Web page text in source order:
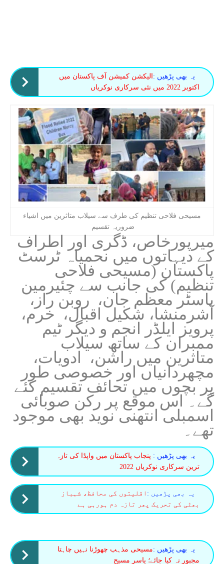
یہ بھی پڑھیں : الیکشن کمیشن آف پاکستان میں
اکتوبر 2022 میں نئی ​​سرکاری نوکریاں
مسیحی فلاحی تنظیم کی طرف سے سیلاب متاثرین میں اشیاء
ضروریہ تقسیم
میرپورخاص، ڈگری اور اطراف
کے دیہاتوں میں نحمیاہ ٹرسٹ
پاکستان (مسیحی فلاحی
تنظیم) کی جانب سے چئیرمین
پاسٹر معظم جان، روبن راز،
آشرمنشا، شکیل اقبال، خرم،
پرویز ایلڈر انجم و دیگر ٹیم
ممبران کے ساتھ سیلاب
متاثرین میں راشن، ادویات،
مچھردانیاں اور خصوصی طور
پر بچوں میں تحائف تقسیم کئے
گے۔ اس موقع پر رکن صوبائی
اسمبلی انتھنی نوید بھی موجود
تھے۔
یہ بھی پڑھیں : پنجاب پاکستان میں واپڈا کی تازہ
ترین سرکاری نوکریاں 2022
یہ بھی پڑھیں : اقلیتوں کی محافظ، شہباز
بھٹی کی تحریک پھر تازہ دم ہورہی ہے
یہ بھی پڑھیں :مسیحی مذہب چھوڑنا نہیں چاہتا
مجبور نہ کیا جائے؛ یاسر مسیح